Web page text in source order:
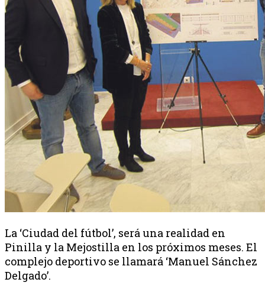
La ‘Ciudad del fútbol’, será una realidad en
Pinilla y la Mejostilla en los próximos meses. El
complejo deportivo se llamará ‘Manuel Sánchez
Delgado’.